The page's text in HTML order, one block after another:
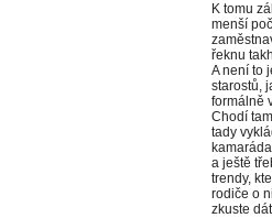
K tomu
menší
řeknu
A není to
starostů,
formálně
Chodí
tady
a ještě
trendy,
rodiče o
zkuste